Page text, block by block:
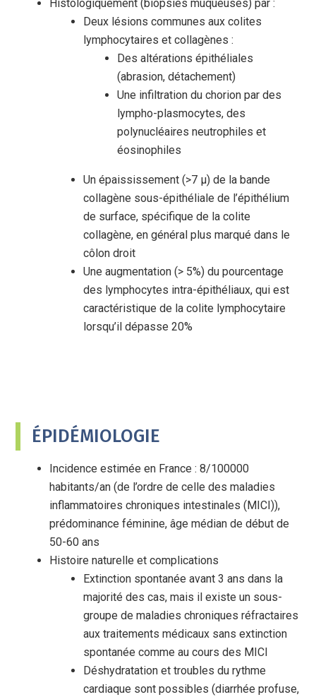
Histologiquement (biopsies muqueuses) par :
Deux lésions communes aux colites
lymphocytaires et collagènes :
Des altérations épithéliales
(abrasion, détachement)
Une infiltration du chorion par des
lympho-plasmocytes, des
polynucléaires neutrophiles et
éosinophiles
Un épaississement (>7 µ) de la bande
collagène sous-épithéliale de l’épithélium
de surface, spécifique de la colite
collagène, en général plus marqué dans le
côlon droit
Une augmentation (> 5%) du pourcentage
des lymphocytes intra-épithéliaux, qui est
caractéristique de la colite lymphocytaire
lorsqu’il dépasse 20%
ÉPIDÉMIOLOGIE
Incidence estimée en France : 8/100000
habitants/an (de l’ordre de celle des maladies
inflammatoires chroniques intestinales (MICI)),
prédominance féminine, âge médian de début de
50-60 ans
Histoire naturelle et complications
Extinction spontanée avant 3 ans dans la
majorité des cas, mais il existe un sous-
groupe de maladies chroniques réfractaires
aux traitements médicaux sans extinction
spontanée comme au cours des MICI
Déshydratation et troubles du rythme
cardiaque sont possibles (diarrhée profuse,